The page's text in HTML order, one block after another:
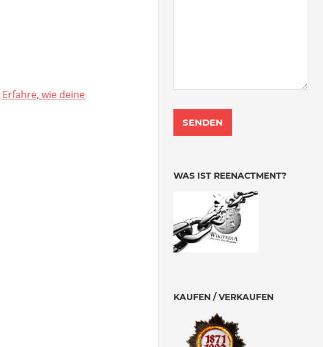
Erfahre, wie deine
WAS IST REENACTMENT?
KAUFEN / VERKAUFEN